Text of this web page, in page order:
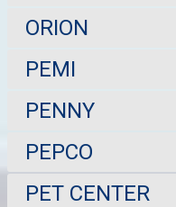
ORION
PEMI
PENNY
PEPCO
PET CENTER